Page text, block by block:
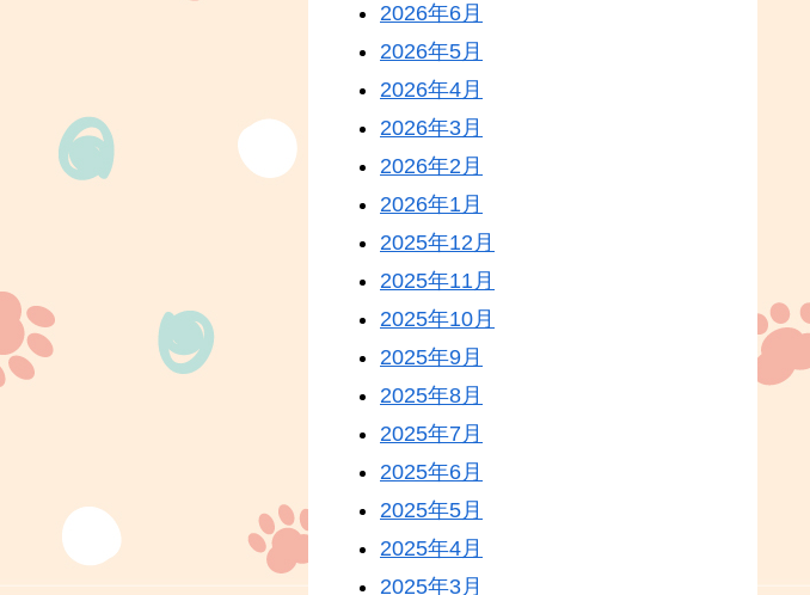
2026年6月
2026年5月
2026年4月
2026年3月
2026年2月
2026年1月
2025年12月
2025年11月
2025年10月
2025年9月
2025年8月
2025年7月
2025年6月
2025年5月
2025年4月
2025年3月